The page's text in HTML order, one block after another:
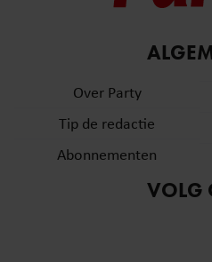
Over Party
Tip de redactie
Abonnementen
VOLG